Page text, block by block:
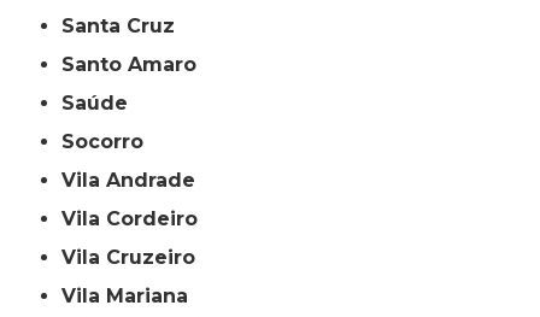
Santa Cruz
Santo Amaro
Saúde
Socorro
Vila Andrade
Vila Cordeiro
Vila Cruzeiro
Vila Mariana